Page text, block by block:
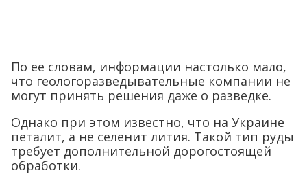
По ее словам, информации настолько мало,
что геологоразведывательные компании не
могут принять решения даже о разведке.
Однако при этом известно, что на Украине
петалит, а не селенит лития. Такой тип руды
требует дополнительной дорогостоящей
обработки.